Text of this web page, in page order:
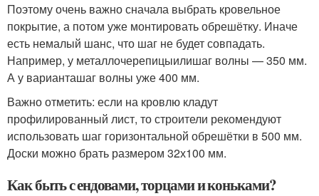
Поэтому очень важно сначала выбрать кровельное
покрытие, а потом уже монтировать обрешётку. Иначе
есть немалый шанс, что шаг не будет совпадать.
Например, у металлочерепицыилишаг волны — 350 мм.
А у варианташаг волны уже 400 мм.
Важно отметить: если на кровлю кладут
профилированный лист, то строители рекомендуют
использовать шаг горизонтальной обрешётки в 500 мм.
Доски можно брать размером 32х100 мм.
Как быть с ендовами, торцами и коньками?